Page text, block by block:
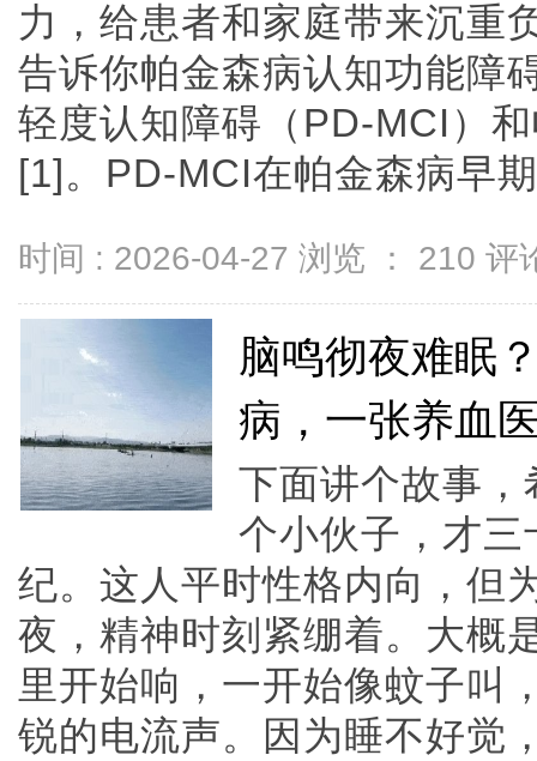
力，给患者和家庭带来沉重
告诉你帕金森病认知功能障
轻度认知障碍（PD-MCI）
[1]。PD-MCI在帕金森病早
时间 : 2026-04-27 浏览 ： 210 评
脑鸣彻夜难眠
病，一张养血
下面讲个故事
个小伙子，才
纪。这人平时性格内向，但
夜，精神时刻紧绷着。大概
里开始响，一开始像蚊子叫
锐的电流声。因为睡不好觉